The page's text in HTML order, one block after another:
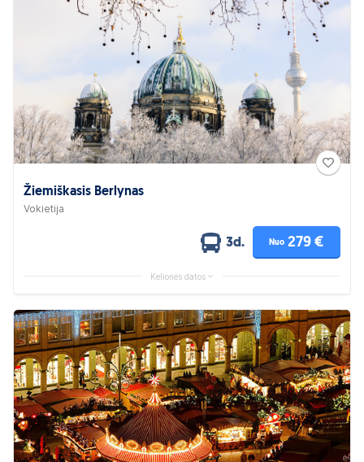
Žiemiškasis Berlynas
Vokietija
3d. Nuo 279 €
Kelionės datos